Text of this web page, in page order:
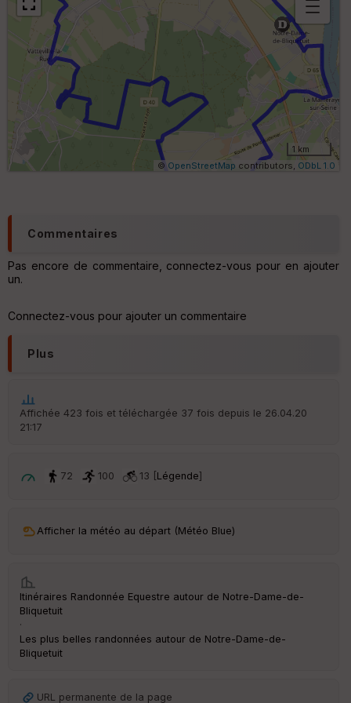
B
or
n
e
ki
lo
m
ri
q
v
1 km
© OpenStreetMap contributors, ODbL 1.0
Commentaires
Pas encore de commentaire, connectez-vous pour en ajouter
un.
Connectez-vous pour ajouter un commentaire
Plus
Affichée 423 fois et téléchargée 37 fois depuis le 26.04.20
21:17
72 100 13 [Légende]
Afficher la météo au départ (Météo Blue)
Itinéraires Randonnée Equestre autour de Notre-Dame-de-
Bliquetuit
·
Les plus belles randonnées autour de Notre-Dame-de-
Bliquetuit
URL permanente de la page